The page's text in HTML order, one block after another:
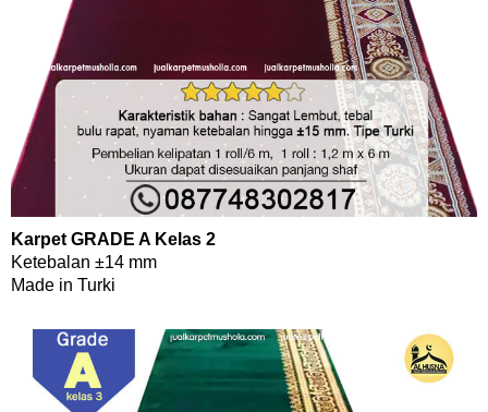
Karpet GRADE A Kelas 2
Ketebalan ±14 mm
Made in Turki